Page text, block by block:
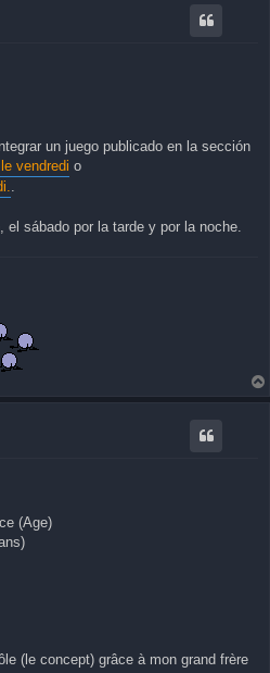
un juego publicado en la sección
vendredi o
.
sábado por la tarde y por la noche.
(Age)
(le concept) grâce à mon grand frère